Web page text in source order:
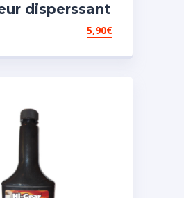
disperssant
carburant
5,90€